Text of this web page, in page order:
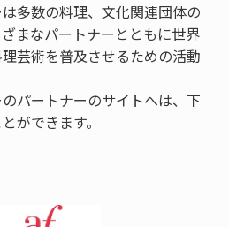
多数の料理、文化関連団体の
まなパートナーとともに世界
芸術を普及させるための活動
パートナーのサイトへは、下
ができます。